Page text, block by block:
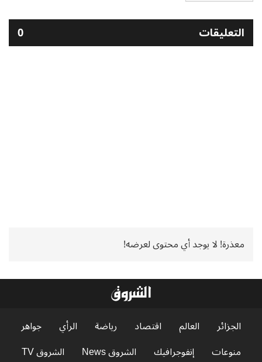
التعليقات 0
معذرة! لا يوجد أي محتوى لعرضه!
الجزائر العالم اقتصاد رياضة الرأي
جواهر
منوعات
إنفوجرافيك الشروق News الشروق TV